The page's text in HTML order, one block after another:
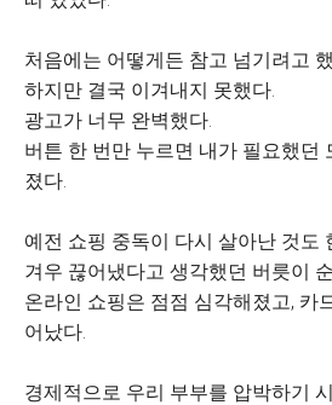
처음에는 어떻게든 참고 넘기려고
하지만 결국 이겨내지 못했다.
광고가 너무 완벽했다.
버튼 한 번만 누르면 내가 필요했던
졌다.
예전 쇼핑 중독이 다시 살아난 것도
겨우 끊어냈다고 생각했던 버릇이
온라인 쇼핑은 점점 심각해졌고, 카
어났다.
경제적으로 우리 부부를 압박하기